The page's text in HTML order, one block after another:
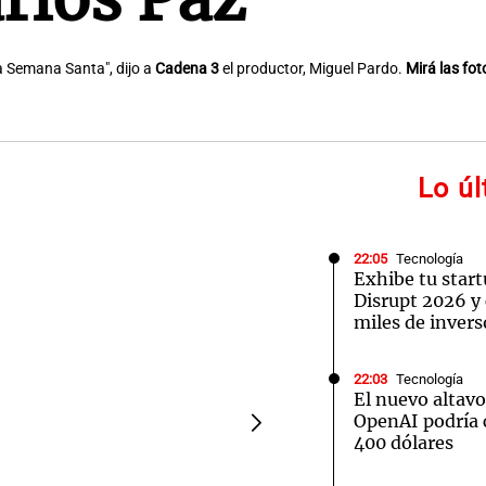
Santa", dijo a Cadena 3el productor, Miguel Pardo. Mirá las
Lo
22:05 Tecnología
Exhibe tu
Disrupt 2026 y
miles de
22:03 Tecnología
El nuevo
OpenAI podría
400 dólares